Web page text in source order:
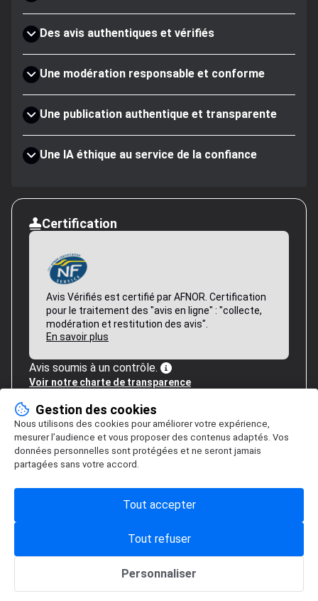
Des avis authentiques et vérifiés
Une modération responsable et conforme
Une publication authentique et transparente
Une IA éthique au service de la confiance
Certification
Avis Vérifiés est certifié par AFNOR. Certification
pour le traitement des "avis en ligne" : "collecte,
modération et restitution des avis".
En savoir plus
Avis soumis à un contrôle.
Voir notre charte de transparence
Gestion des cookies
Gestion des cookies
Nous utilisons des cookies pour améliorer votre expérience,
mesurer l’audience et vous proposer des contenus adaptés. Vos
données personnelles sont protégées et ne seront jamais
partagées sans votre accord.
Personnaliser
Tout refuser
Tout accepter